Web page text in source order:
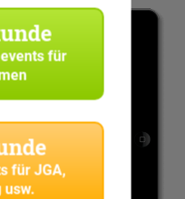
für
für JGA,
usw.